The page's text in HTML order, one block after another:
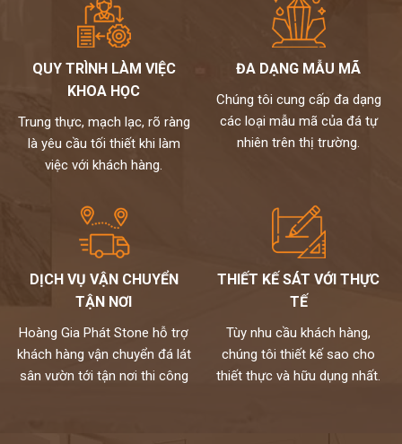
QUY TRÌNH LÀM VIỆC
KHOA HỌC
Trung thực, mạch lạc, rõ ràng
là yêu cầu tối thiết khi làm
việc với khách hàng.
ĐA DẠNG MẪU MÃ
Chúng tôi cung cấp đa dạng
các loại mẫu mã của đá tự
nhiên trên thị trường.
DỊCH VỤ VẬN CHUYỂN
TẬN NƠI
Hoàng Gia Phát Stone hỗ trợ
khách hàng vận chuyển đá lát
sân vườn tới tận nơi thi công
THIẾT KẾ SÁT VỚI THỰC
TẾ
Tùy nhu cầu khách hàng,
chúng tôi thiết kế sao cho
thiết thực và hữu dụng nhất.